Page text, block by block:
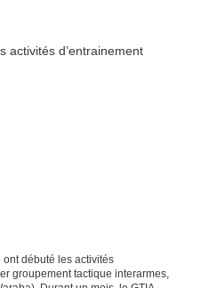
débuté les activités
groupement tactique interarmes,